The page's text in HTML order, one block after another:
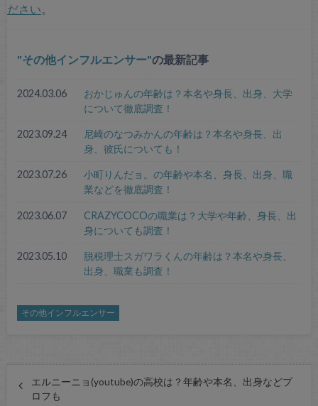
ださい。
その他インフルエンサー の最新記事
2024.03.06
おかじゅんの年齢は？本名や身長、出身、大学
について徹底調査！
2023.09.24
尼崎のなつみかんの年齢は？本名や身長、出
身、彼氏についても！
2023.07.26
小町りんだョ。の年齢や本名、身長、出身、職
業などを徹底調査！
2023.06.07
CRAZYCOCOの職業は？大学や年齢、身長、出
身についても調査！
2023.05.10
脱税理士スガワラくんの年齢は？本名や身長、
出身、職業も調査！
その他インフルエンサー
エルニーニョ(youtube)の高校は？年齢や本名、出身などプ
ロフも